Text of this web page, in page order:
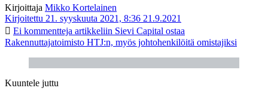
Kirjoittaja Mikko Kortelainen
Kirjoitettu 21. syyskuuta 2021, 8:36 21.9.2021
Ei kommentteja artikkeliin Sievi Capital ostaa
Rakennuttajatoimisto HTJ:n, myös johtohenkilöitä omistajiksi
Kuuntele juttu